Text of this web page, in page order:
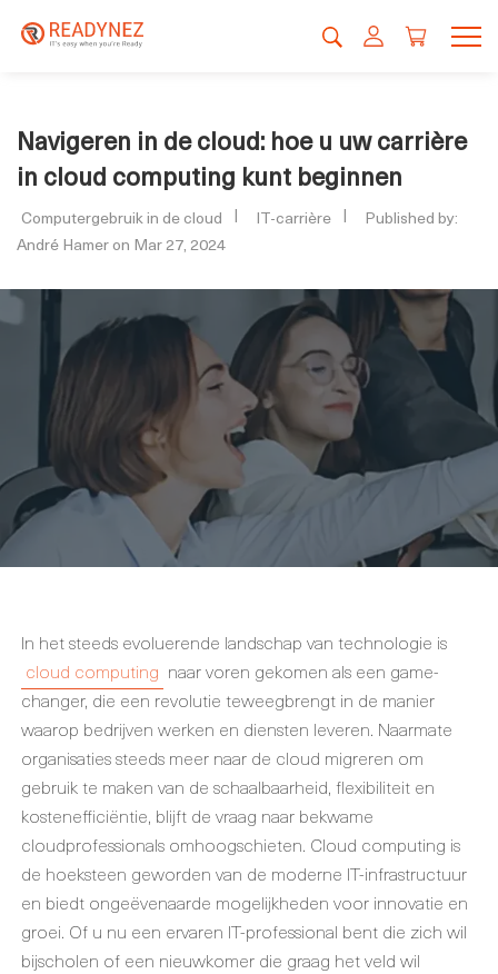
Navigeren in de cloud: hoe u uw carrière
in cloud computing kunt beginnen
Computergebruik in de cloud IT-carrière
Published by:
André Hamer on Mar 27, 2024
In het steeds evoluerende landschap van technologie is
cloud computing naar voren gekomen als een game-
changer, die een revolutie teweegbrengt in de manier
waarop bedrijven werken en diensten leveren. Naarmate
organisaties steeds meer naar de cloud migreren om
gebruik te maken van de schaalbaarheid, flexibiliteit en
kostenefficiëntie, blijft de vraag naar bekwame
cloudprofessionals omhoogschieten. Cloud computing is
de hoeksteen geworden van de moderne IT-infrastructuur
en biedt ongeëvenaarde mogelijkheden voor innovatie en
groei. Of u nu een ervaren IT-professional bent die zich wil
bijscholen of een nieuwkomer die graag het veld wil